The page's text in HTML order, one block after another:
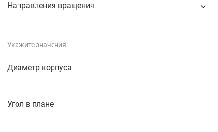
Направления вращения
Укажите значения:
Диаметр корпуса
Угол в плане